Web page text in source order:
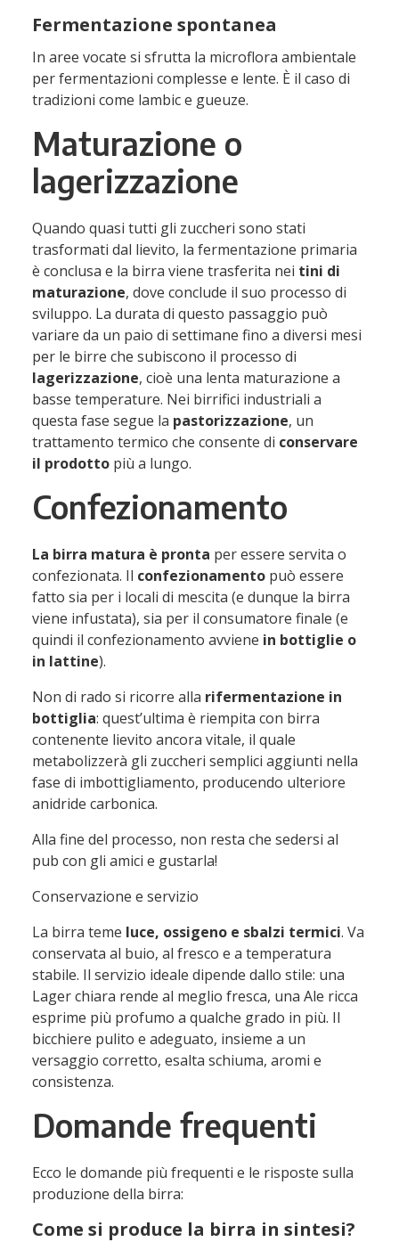
Fermentazione spontanea
In aree vocate si sfrutta la microflora ambientale
per fermentazioni complesse e lente. È il caso di
tradizioni come lambic e gueuze.
Maturazione o
lagerizzazione
Quando quasi tutti gli zuccheri sono stati
trasformati dal lievito, la fermentazione primaria
è conclusa e la birra viene trasferita nei tini di
maturazione, dove conclude il suo processo di
sviluppo. La durata di questo passaggio può
variare da un paio di settimane fino a diversi mesi
per le birre che subiscono il processo di
lagerizzazione, cioè una lenta maturazione a
basse temperature. Nei birrifici industriali a
questa fase segue la pastorizzazione, un
trattamento termico che consente di conservare
il prodotto più a lungo.
Confezionamento
La birra matura è pronta per essere servita o
confezionata. Il confezionamento può essere
fatto sia per i locali di mescita (e dunque la birra
viene infustata), sia per il consumatore finale (e
quindi il confezionamento avviene in bottiglie o
in lattine).
Non di rado si ricorre alla rifermentazione in
bottiglia: quest’ultima è riempita con birra
contenente lievito ancora vitale, il quale
metabolizzerà gli zuccheri semplici aggiunti nella
fase di imbottigliamento, producendo ulteriore
anidride carbonica.
Alla fine del processo, non resta che sedersi al
pub con gli amici e gustarla!
Conservazione e servizio
La birra teme luce, ossigeno e sbalzi termici. Va
conservata al buio, al fresco e a temperatura
stabile. Il servizio ideale dipende dallo stile: una
Lager chiara rende al meglio fresca, una Ale ricca
esprime più profumo a qualche grado in più. Il
bicchiere pulito e adeguato, insieme a un
versaggio corretto, esalta schiuma, aromi e
consistenza.
Domande frequenti
Ecco le domande più frequenti e le risposte sulla
produzione della birra:
Come si produce la birra in sintesi?